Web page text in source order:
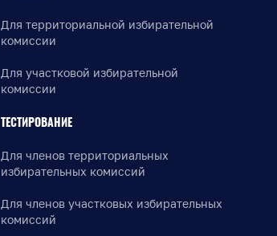
Для территориальной избирательной
комиссии
Для участковой избирательной
комиссии
ТЕСТИРОВАНИЕ
Для членов территориальных
избирательных комиссий
Для членов участковых избирательных
комиссий